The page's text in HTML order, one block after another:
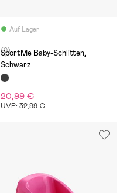
Auf Lager
(0)
SportMe Baby-Schlitten,
Schwarz
20,99 €
UVP: 32,99 €